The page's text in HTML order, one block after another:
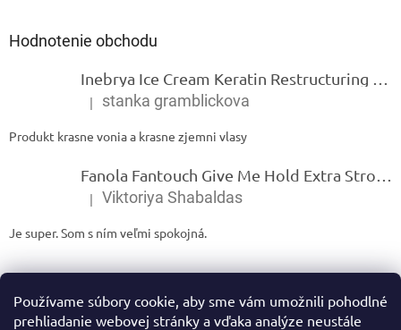
Používame súbory cookie, aby sme vám umožnili pohodlné
prehliadanie webovej stránky a vďaka analýze neustále
Hodnotenie obchodu
Hodnotenie produktu je 5 z 5 hviezdičiek.
| stanka gramblickova
Produkt krasne vonia a krasne zjemni vlasy
Hodnotenie produktu je 5 z 5 hviezdičiek.
| Viktoriya Shabaldas
Je super. Som s ním veľmi spokojná.